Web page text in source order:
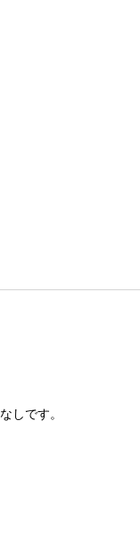
しです。